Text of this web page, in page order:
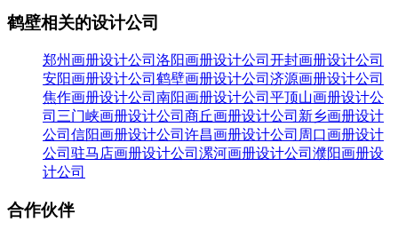
鹤壁相关的设计公司
郑州画册设计公司 洛阳画册设计公司 开封画册设计公司
安阳画册设计公司 鹤壁画册设计公司 济源画册设计公司
焦作画册设计公司 南阳画册设计公司 平顶山画册设计公
司 三门峡画册设计公司 商丘画册设计公司 新乡画册设计
公司 信阳画册设计公司 许昌画册设计公司 周口画册设计
公司 驻马店画册设计公司 漯河画册设计公司 濮阳画册设
计公司
合作伙伴